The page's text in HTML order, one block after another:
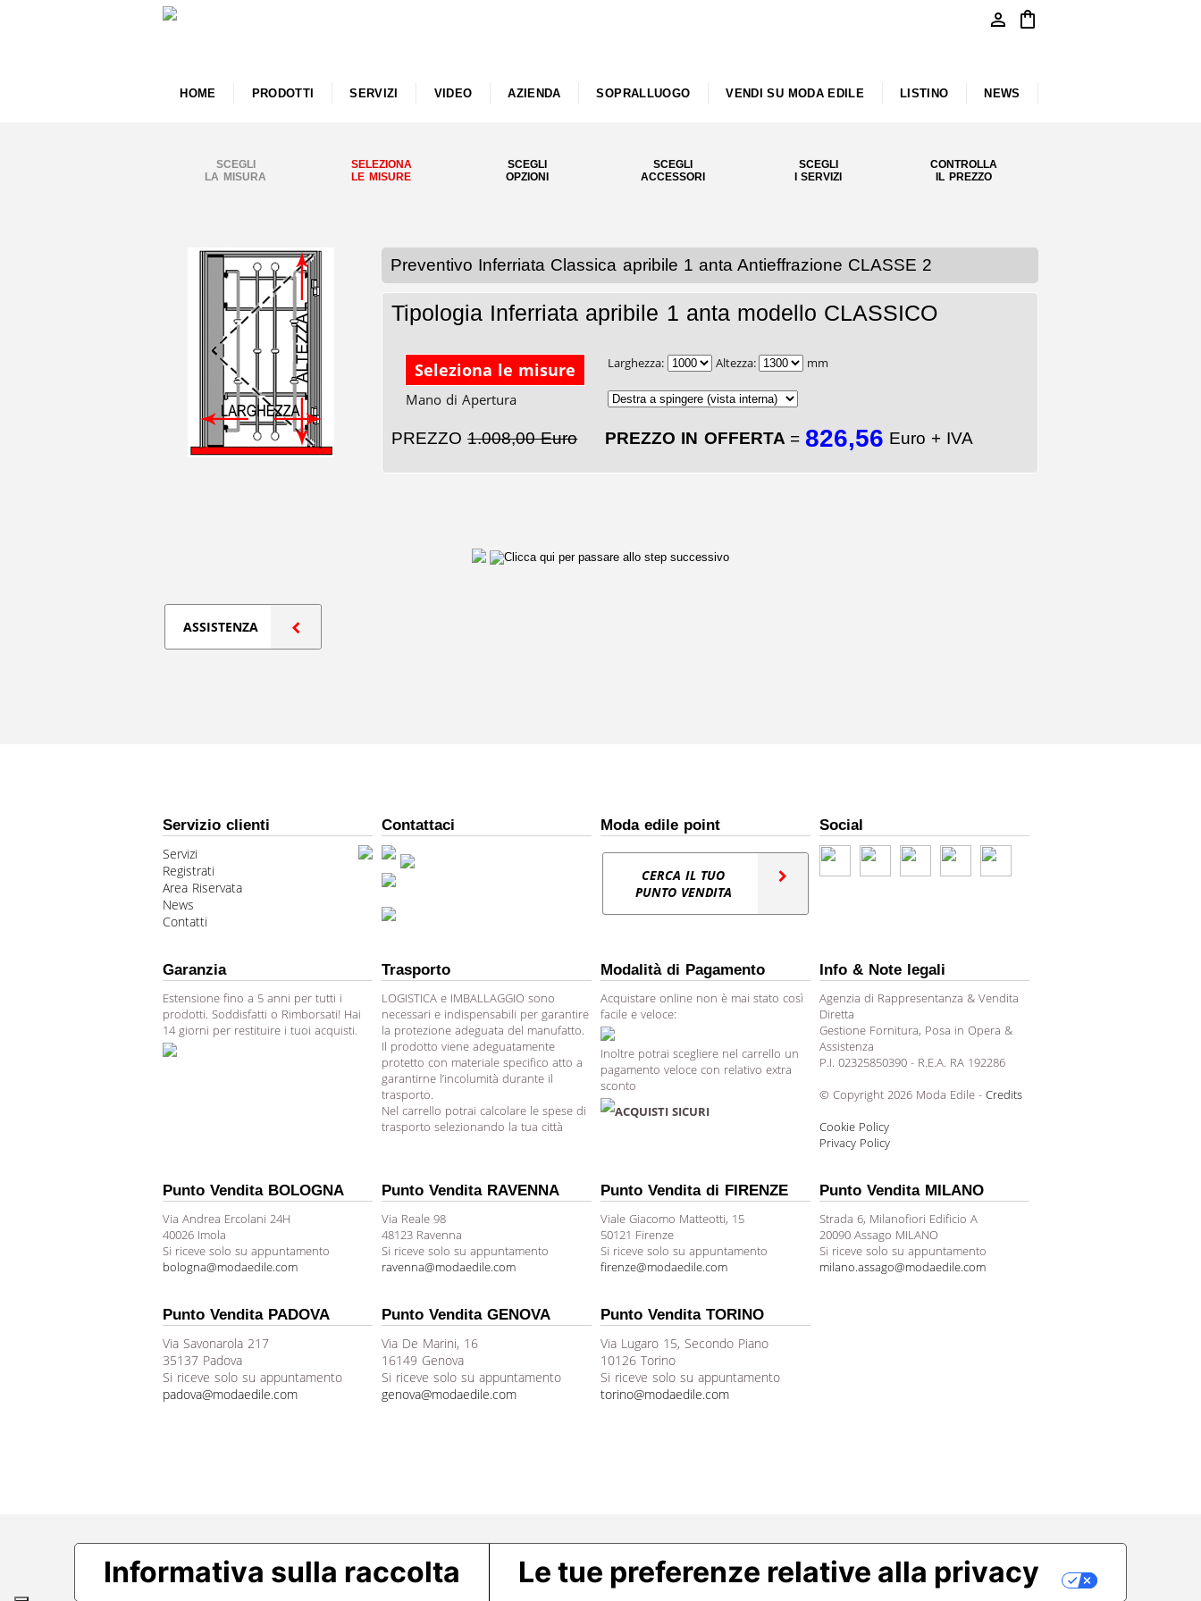
person shopping_bag
HOME PRODOTTI SERVIZI VIDEO AZIENDA SOPRALLUOGO VENDI SU MODA EDILE LISTINO NEWS
SCEGLI
LA MISURA
SELEZIONA
LE MISURE
SCEGLI
OPZIONI
SCEGLI
ACCESSORI
SCEGLI
I SERVIZI
CONTROLLA
IL PREZZO
Preventivo Inferriata Classica apribile 1 anta Antieffrazione CLASSE 2
Tipologia Inferriata apribile 1 anta modello CLASSICO
Seleziona le misure Larghezza: Altezza: mm
Mano di Apertura
PREZZO1.008,00 Euro PREZZO IN OFFERTA = 826,56 Euro + IVA
ASSISTENZA
Servizio clienti
Servizi
Registrati
Area Riservata
News
Contatti
Contattaci Moda edile point
CERCA IL TUO
PUNTO VENDITA
Social
Garanzia
Estensione fino a 5 anni per tutti i
prodotti. Soddisfatti o Rimborsati! Hai
14 giorni per restituire i tuoi acquisti.
Trasporto
LOGISTICA e IMBALLAGGIO sono
necessari e indispensabili per garantire
la protezione adeguata del manufatto.
Il prodotto viene adeguatamente
protetto con materiale specifico atto a
garantirne l’incolumità durante il
trasporto.
Nel carrello potrai calcolare le spese di
trasporto selezionando la tua città
Modalità di Pagamento
Acquistare online non è mai stato così
facile e veloce:
Inoltre potrai scegliere nel carrello un
pagamento veloce con relativo extra
sconto
ACQUISTI SICURI
Info & Note legali
Agenzia di Rappresentanza & Vendita
Diretta
Gestione Fornitura, Posa in Opera &
Assistenza
P.I. 02325850390 - R.E.A. RA 192286
© Copyright 2026 Moda Edile - Credits
Cookie Policy
Privacy Policy
Punto Vendita BOLOGNA
Via Andrea Ercolani 24H
40026 Imola
Si riceve solo su appuntamento
bologna@modaedile.com
Punto Vendita RAVENNA
Via Reale 98
48123 Ravenna
Si riceve solo su appuntamento
ravenna@modaedile.com
Punto Vendita di FIRENZE
Viale Giacomo Matteotti, 15
50121 Firenze
Si riceve solo su appuntamento
firenze@modaedile.com
Punto Vendita MILANO
Strada 6, Milanofiori Edificio A
20090 Assago MILANO
Si riceve solo su appuntamento
milano.assago@modaedile.com
Punto Vendita PADOVA
Via Savonarola 217
35137 Padova
Si riceve solo su appuntamento
padova@modaedile.com
Punto Vendita GENOVA
Via De Marini, 16
16149 Genova
Si riceve solo su appuntamento
genova@modaedile.com
Punto Vendita TORINO
Via Lugaro 15, Secondo Piano
10126 Torino
Si riceve solo su appuntamento
torino@modaedile.com
Informativa sulla raccolta Le tue preferenze relative alla privacy